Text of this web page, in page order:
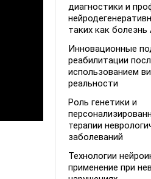
диагностики и
таких как
Инновационные
реабилитации
использованием
реальности
Роль генетики и
терапии
заболеваний
Технологии
применение при